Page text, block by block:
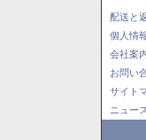
配送と
個人情
会社案
お問い
サイト
ニュー